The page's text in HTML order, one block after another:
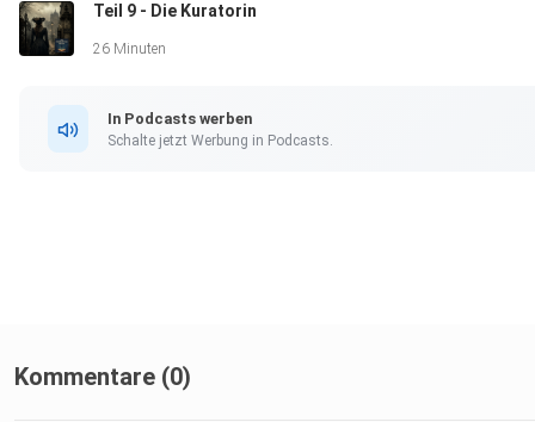
Teil 9 - Die Kuratorin
26 Minuten
In Podcasts werben
Schalte jetzt Werbung in Podcasts.
Kommentare (0)